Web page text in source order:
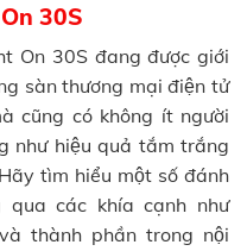
30S
On 30S đang được giới
sàn thương mại điện tử
cũng có không ít người
như hiệu quả tắm trắng
tìm hiểu một số đánh
các khía cạnh như
thành phần trong nội